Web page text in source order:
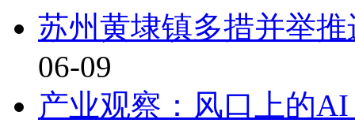
苏州黄埭镇多措并举
06-09
产业观察：风口上的